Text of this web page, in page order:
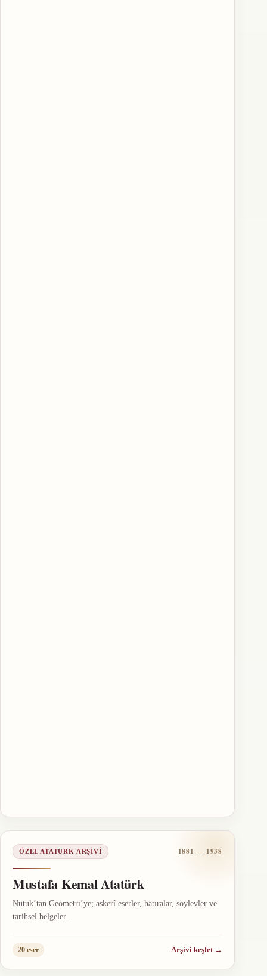
ÖZEL ATATÜRK ARŞIVI 1881 — 1938
Mustafa Kemal Atatürk
Nutuk’tan Geometri’ye; askerî eserler, hatıralar, söylevler ve
tarihsel belgeler.
20 eser Arşivi keşfet →